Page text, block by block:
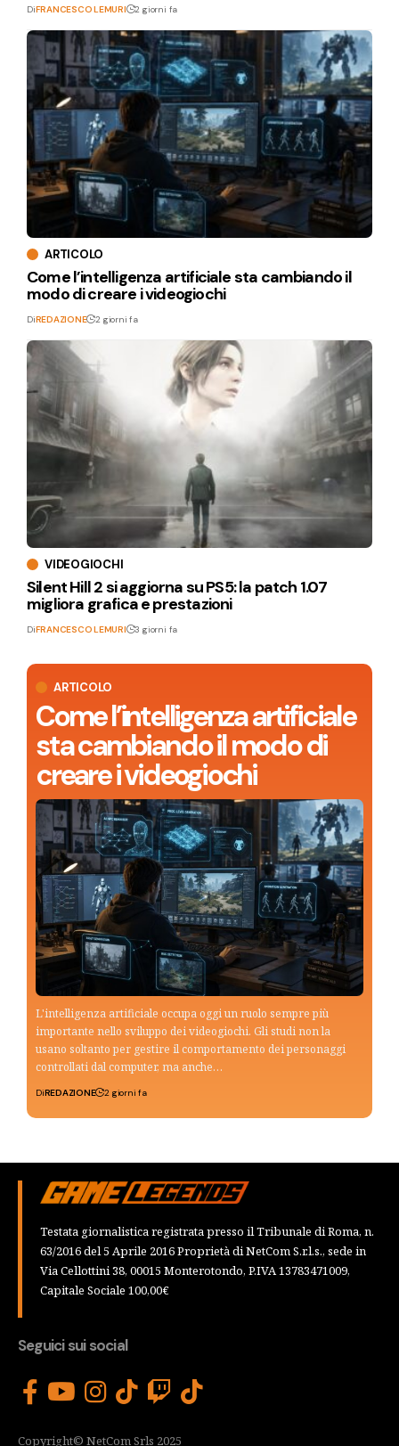
ARTICOLO
Come l’intelligenza artificiale
sta cambiando il modo di
creare i videogiochi
L'intelligenza artificiale occupa oggi un ruolo sempre più
importante nello sviluppo dei videogiochi. Gli studi non la
usano soltanto per gestire il comportamento dei personaggi
controllati dal computer, ma anche…
DiREDAZIONE 2 giorni fa
DiFRANCESCO LEMURI 2 giorni fa
ARTICOLO
Come l’intelligenza artificiale sta cambiando il
modo di creare i videogiochi
DiREDAZIONE 2 giorni fa
VIDEOGIOCHI
Silent Hill 2 si aggiorna su PS5: la patch 1.07
migliora grafica e prestazioni
DiFRANCESCO LEMURI 3 giorni fa
Testata giornalistica registrata presso il Tribunale di Roma, n.
63/2016 del 5 Aprile 2016 Proprietà di NetCom S.r.l.s., sede in
Via Cellottini 38, 00015 Monterotondo, P.IVA 13783471009,
Capitale Sociale 100,00€
Seguici sui social
Copyright© NetCom Srls 2025